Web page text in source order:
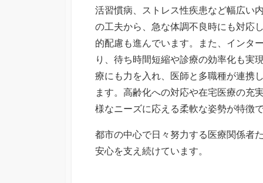
活習慣病、ストレス性疾患など幅広い
の工夫から、急な体調不良時にも対応
的配慮も進んでいます。また、インタ
り、待ち時間短縮や診療の効率化も実
療にも力を入れ、医師と多職種が連携
ます。高齢化への対応や在宅医療の充
様なニーズに応える柔軟な姿勢が特徴
都市の中心で日々努力する医療関係者
安心を支え続けています。